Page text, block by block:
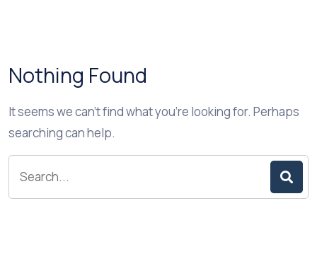
Nothing Found
It seems we can’t find what you’re looking for. Perhaps
searching can help.